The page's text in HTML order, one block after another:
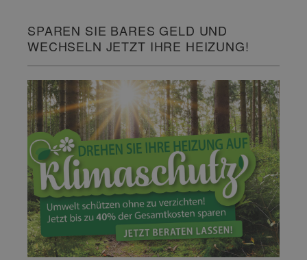
SPAREN SIE BARES GELD UND
WECHSELN JETZT IHRE HEIZUNG!